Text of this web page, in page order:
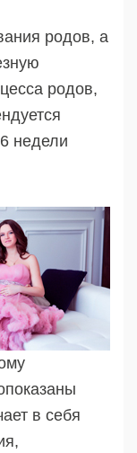
родов, а
родов,
недели
в себя